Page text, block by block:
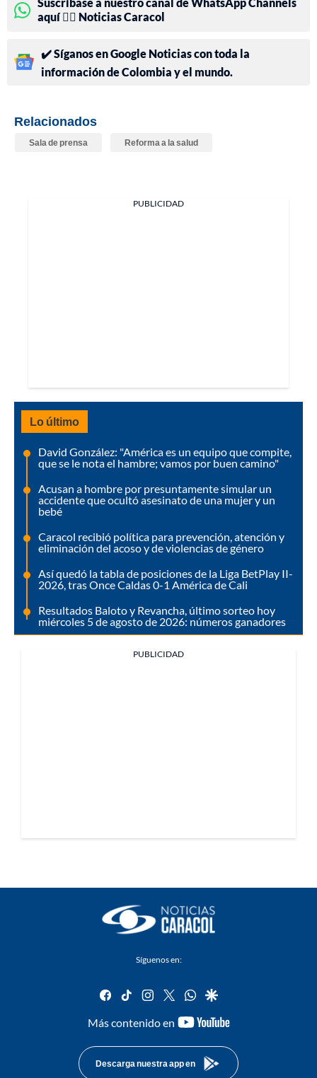
aquí 👉🏻 Noticias Caracol
✔️ Síganos en Google Noticias con toda la
información de Colombia y el mundo.
Relacionados
Sala de prensa Reforma a la salud
PUBLICIDAD
Lo último
David González: "América es un equipo que compite,
que se le nota el hambre; vamos por buen camino"
Acusan a hombre por presuntamente simular un
accidente que ocultó asesinato de una mujer y un
bebé
Caracol recibió política para prevención, atención y
eliminación del acoso y de violencias de género
Así quedó la tabla de posiciones de la Liga BetPlay II-
2026, tras Once Caldas 0-1 América de Cali
Resultados Baloto y Revancha, último sorteo hoy
miércoles 5 de agosto de 2026: números ganadores
PUBLICIDAD
Síguenos en:
facebook
tiktok instagram
twitterwhatsapp
google
Más contenido en
youtube-
Descarga nuestra app en